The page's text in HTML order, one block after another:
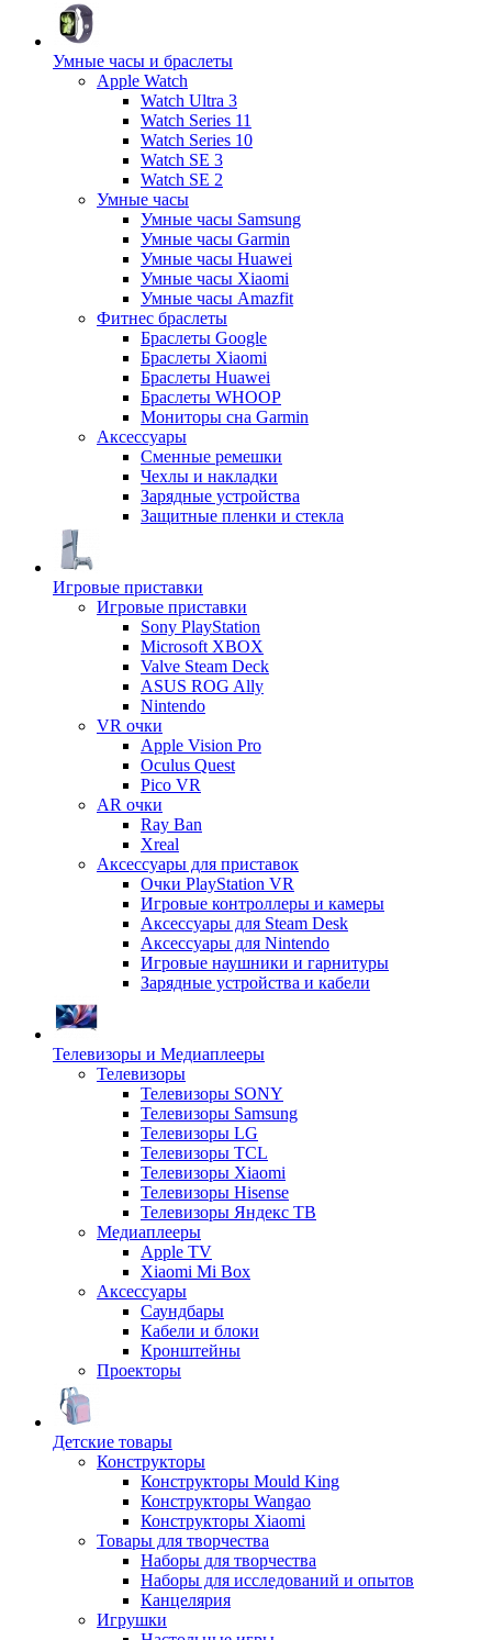
Умные часы и браслеты
Apple Watch
Watch Ultra 3
Watch Series 11
Watch Series 10
Watch SE 3
Watch SE 2
Умные часы
Умные часы Samsung
Умные часы Garmin
Умные часы Huawei
Умные часы Xiaomi
Умные часы Amazfit
Фитнес браслеты
Браслеты Google
Браслеты Xiaomi
Браслеты Huawei
Браслеты WHOOP
Мониторы сна Garmin
Аксессуары
Сменные ремешки
Чехлы и накладки
Зарядные устройства
Защитные пленки и стекла
Игровые приставки
Игровые приставки
Sony PlayStation
Microsoft XBOX
Valve Steam Deck
ASUS ROG Ally
Nintendo
VR очки
Apple Vision Pro
Oculus Quest
Pico VR
AR очки
Ray Ban
Xreal
Аксессуары для приставок
Очки PlayStation VR
Игровые контроллеры и камеры
Аксессуары для Steam Desk
Аксессуары для Nintendo
Игровые наушники и гарнитуры
Зарядные устройства и кабели
Телевизоры и Медиаплееры
Телевизоры
Телевизоры SONY
Телевизоры Samsung
Телевизоры LG
Телевизоры TCL
Телевизоры Xiaomi
Телевизоры Hisense
Телевизоры Яндекс ТВ
Медиаплееры
Apple TV
Xiaomi Mi Box
Аксессуары
Саундбары
Кабели и блоки
Кронштейны
Проекторы
Детские товары
Конструкторы
Конструкторы Mould King
Конструкторы Wangao
Конструкторы Xiaomi
Товары для творчества
Наборы для творчества
Наборы для исследований и опытов
Канцелярия
Игрушки